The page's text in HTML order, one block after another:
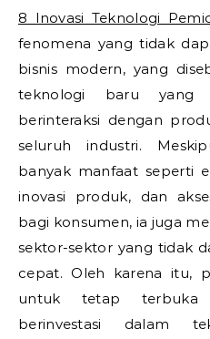
8 Inovasi Teknologi
fenomena yang tidak
bisnis modern, yang
teknologi baru yang
berinteraksi dengan
seluruh industri.
banyak manfaat seperti
inovasi produk, dan
bagi konsumen, ia juga
sektor-sektor yang tidak
cepat. Oleh karena itu,
untuk tetap terbuka
berinvestasi dalam